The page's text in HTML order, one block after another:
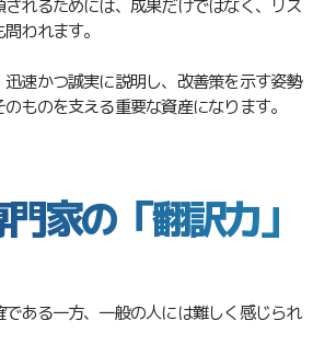
れるためには、成果だけではなく、リス
われます。
速かつ誠実に説明し、改善策を示す姿勢
ものを支える重要な資産になります。
家の「翻訳力」
ある一方、一般の人には難しく感じられ